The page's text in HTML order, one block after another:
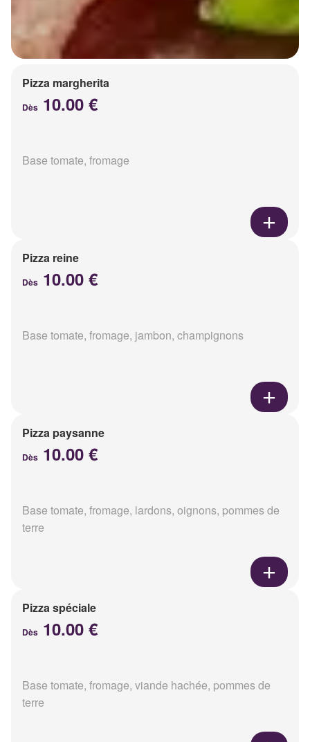
Pizza margherita
Dès 10.00 €
Base tomate, fromage
Pizza reine
Dès 10.00 €
Base tomate, fromage, jambon, champignons
Pizza paysanne
Dès 10.00 €
Base tomate, fromage, lardons, oignons, pommes de
terre
Pizza spéciale
Dès 10.00 €
Base tomate, fromage, viande hachée, pommes de
terre